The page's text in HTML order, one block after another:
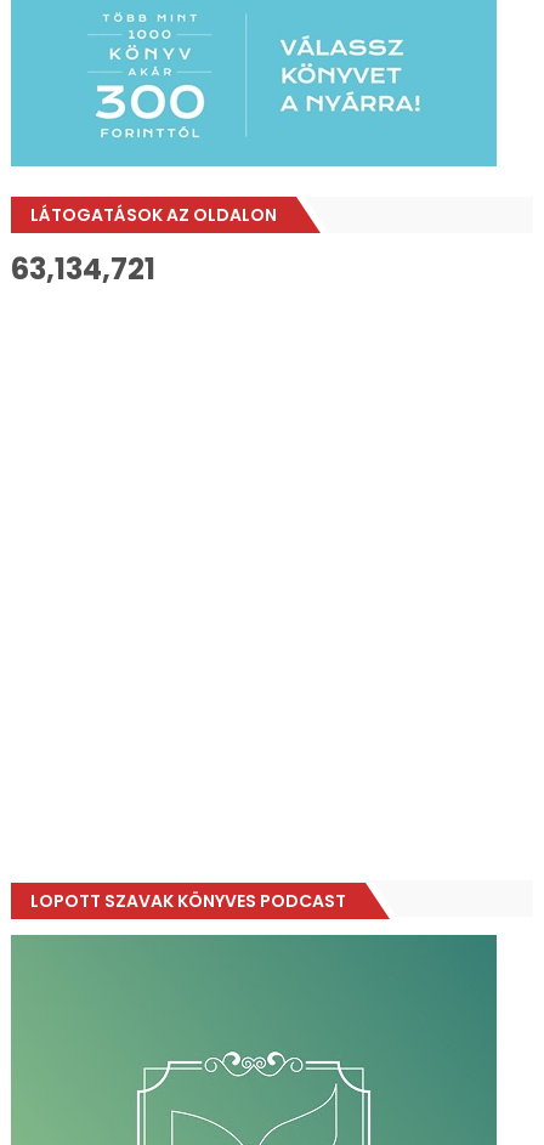
LÁTOGATÁSOK AZ OLDALON
63,134,721
LOPOTT SZAVAK KÖNYVES PODCAST